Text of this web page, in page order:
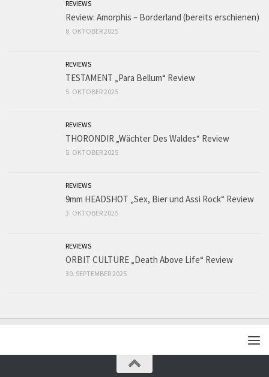
REVIEWS
Review: Amorphis – Borderland (bereits erschienen)
8. OKTOBER 2025
REVIEWS
TESTAMENT „Para Bellum“ Review
5. OKTOBER 2025
REVIEWS
THORONDIR „Wächter Des Waldes“ Review
5. OKTOBER 2025
REVIEWS
9mm HEADSHOT „Sex, Bier und Assi Rock“ Review
3. OKTOBER 2025
REVIEWS
ORBIT CULTURE „Death Above Life“ Review
30. SEPTEMBER 2025